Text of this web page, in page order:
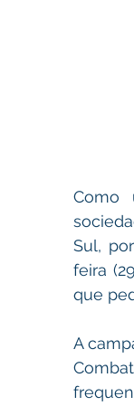
Como
Sul,
feira
que
A